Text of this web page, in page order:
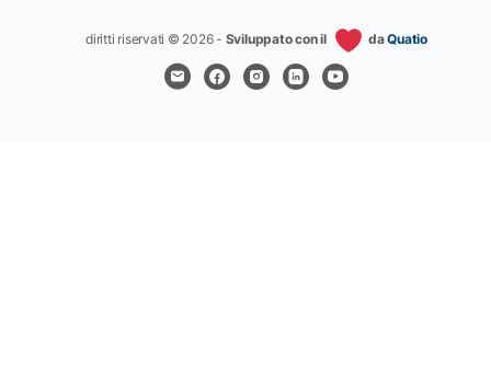
diritti riservati © 2026 - Sviluppato con il daQuatio